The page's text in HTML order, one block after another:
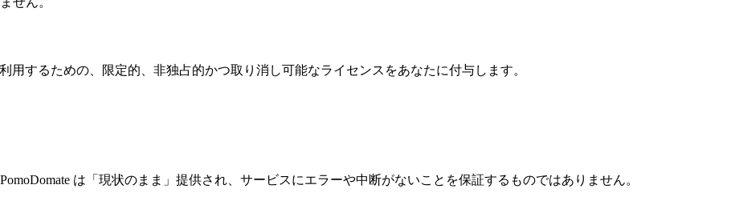
用するための、限定的、非独占的かつ取り消し可能なライセンスをあなたに付与します。
は「現状のまま」提供され、サービスにエラーや中断がないことを保証するものではありません。